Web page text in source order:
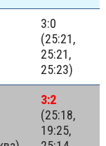
3:0
(25:21,
25:21,
25:23)
3:2
(25:18,
19:25,